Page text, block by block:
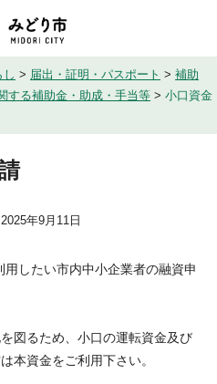
し > 届出・証明・パスポート > 補助
する補助金・助成・手当等 > 小口資金
年9月11日
したい市内中小企業者の融資申
図るため、小口の運転資金及び
本資金をご利用下さい。